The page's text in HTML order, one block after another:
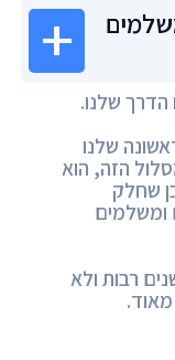
הדרך שלנו.
שלנו
הזה, הוא
שחלק
ומשלמים
רבות ולא